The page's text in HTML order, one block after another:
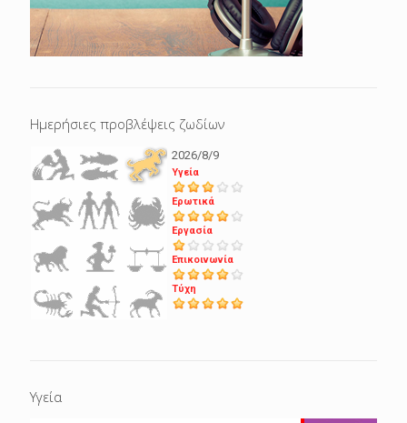
Ημερήσιες προβλέψεις ζωδίων
2026/8/9
Υγεία
Ερωτικά
Εργασία
Επικοινωνία
Τύχη
Υγεία